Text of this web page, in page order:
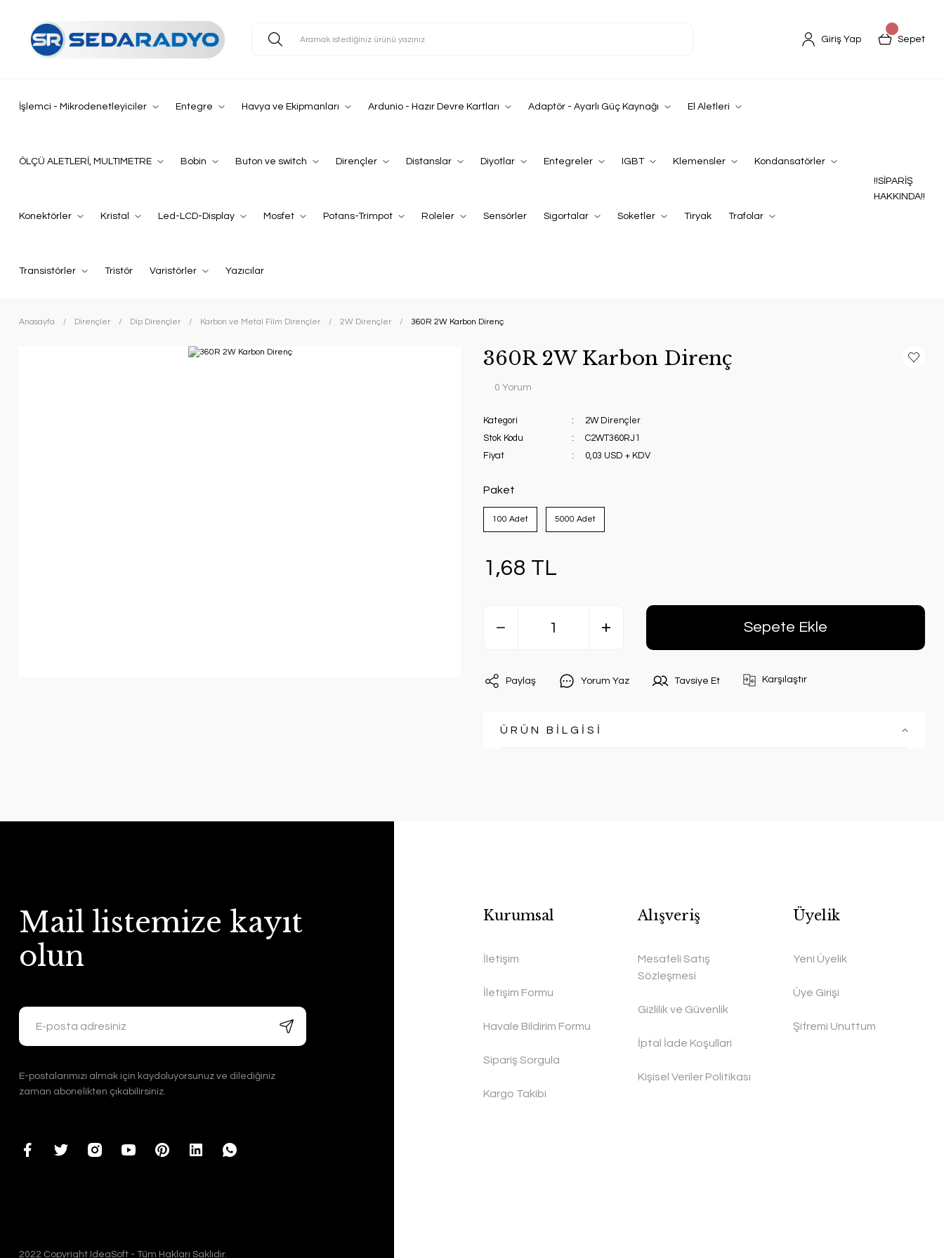
Giriş Yap Sepet
İşlemci - Mikrodenetleyiciler Entegre Havya ve Ekipmanları Ardunio - Hazır Devre Kartları Adaptör - Ayarlı Güç Kaynağı El Aletleri
ÖLÇÜ ALETLERİ, MULTIMETRE Bobin Buton ve switch Dirençler Distanslar Diyotlar Entegreler IGBT Klemensler Kondansatörler
Konektörler Kristal Led-LCD-Display Mosfet Potans-Trimpot Roleler Sensörler Sigortalar Soketler Tiryak Trafolar
Transistörler Tristör Varistörler Yazıcılar
!!SİPARİŞ
HAKKINDA!!
Anasayfa Dirençler Dip Dirençler Karbon ve Metal Film Dirençler 2W Dirençler 360R 2W Karbon Direnç
360R 2W Karbon Direnç
0 Yorum
Kategori
2W Dirençler
Stok Kodu
C2WT360RJ1
Fiyat
0,03 USD + KDV
Paket
100 Adet 5000 Adet
1,68 TL
Sepete Ekle
Paylaş Yorum Yaz Tavsiye Et Karşılaştır
ÜRÜN BİLGİSİ
Mail listemize kayıt
olun
E-postalarımızı almak için kaydoluyorsunuz ve dilediğiniz
zaman abonelikten çıkabilirsiniz.
Kurumsal
İletişim
İletişim Formu
Havale Bildirim Formu
Sipariş Sorgula
Kargo Takibi
Alışveriş
Mesafeli Satış
Sözleşmesi
Gizlilik ve Güvenlik
İptal İade Koşullari
Kişisel Veriler Politikası
Üyelik
Yeni Üyelik
Üye Girişi
Şifremi Unuttum
2022 Copyright IdeaSoft - Tüm Hakları Saklıdır.